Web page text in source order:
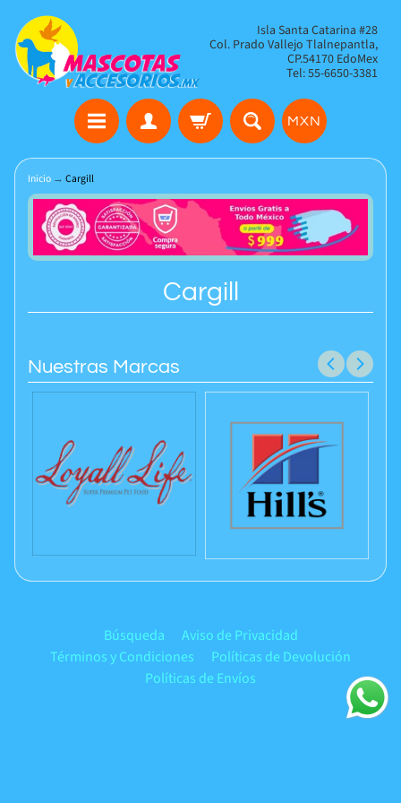
Isla Santa Catarina #28
Col. Prado Vallejo Tlalnepantla,
CP.54170 EdoMex
Tel: 55-6650-3381
MXN
Inicio → Cargill
Cargill
Nuestras Marcas
Búsqueda
Aviso de Privacidad
Términos y Condiciones
Políticas de Devolución
Políticas de Envíos